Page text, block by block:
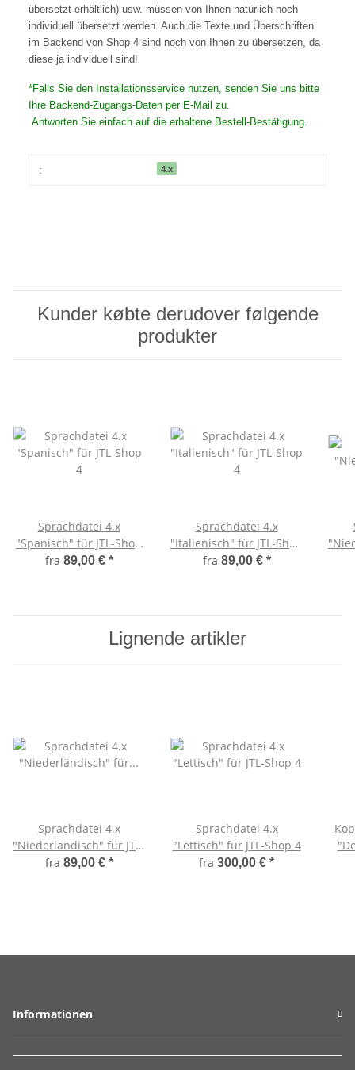
übersetzt erhältlich) usw. müssen von Ihnen natürlich noch
individuell übersetzt werden. Auch die Texte und Überschriften
im Backend von Shop 4 sind noch von Ihnen zu übersetzen, da
diese ja individuell sind!
*Falls Sie den Installationsservice nutzen, senden Sie uns bitte
Ihre Backend-Zugangs-Daten per E-Mail zu.
Antworten Sie einfach auf die erhaltene Bestell-Bestätigung.
: 4.x
Kunder købte derudover følgende
produkter
Sprachdatei 4.x
"Spanisch" für JTL-Shop
4
fra 89,00 € *
Sprachdatei 4.x
"Italienisch" für JTL-Shop
4
fra 89,00 € *
Lignende artikler
Sprachdatei 4.x
"Niederländisch" für JTL-
Shop 4
fra 89,00 € *
Sprachdatei 4.x
"Lettisch" für JTL-Shop 4
fra 300,00 € *
Informationen